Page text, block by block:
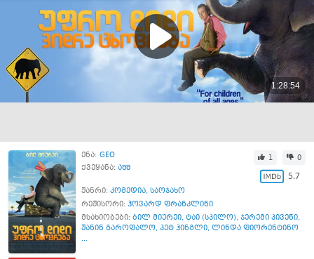
ენა: GEO
ქვეყანა: აშშ
1 0
5.7
ჟანრი: კომედია, საოჯახო
რეჟისორი: ჰოვარდ ფრანკლინი
მსახიობები: ბილ მიურეი, ტაი (სპილო), ჯერემი პივენი,
ჟანინ გაროფალო, პეტ ჰინგლი, ლინდა ფიორენტინო
...